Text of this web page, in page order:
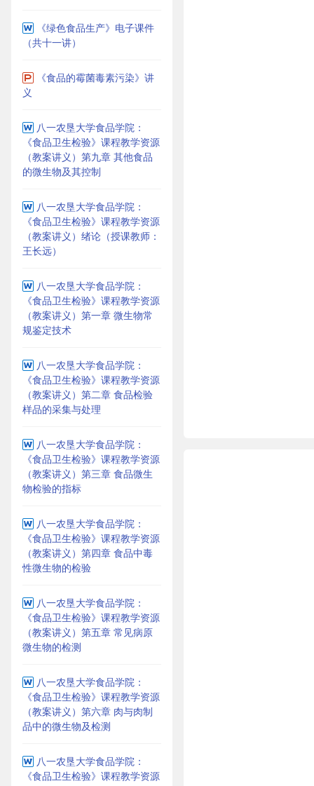
《绿色食品生产》电子课件
（共十一讲）
《食品的霉菌毒素污染》讲
义
八一农垦大学食品学院：
《食品卫生检验》课程教学资源
（教案讲义）第九章 其他食品
的微生物及其控制
八一农垦大学食品学院：
《食品卫生检验》课程教学资源
（教案讲义）绪论（授课教师：
王长远）
八一农垦大学食品学院：
《食品卫生检验》课程教学资源
（教案讲义）第一章 微生物常
规鉴定技术
八一农垦大学食品学院：
《食品卫生检验》课程教学资源
（教案讲义）第二章 食品检验
样品的采集与处理
八一农垦大学食品学院：
《食品卫生检验》课程教学资源
（教案讲义）第三章 食品微生
物检验的指标
八一农垦大学食品学院：
《食品卫生检验》课程教学资源
（教案讲义）第四章 食品中毒
性微生物的检验
八一农垦大学食品学院：
《食品卫生检验》课程教学资源
（教案讲义）第五章 常见病原
微生物的检测
八一农垦大学食品学院：
《食品卫生检验》课程教学资源
（教案讲义）第六章 肉与肉制
品中的微生物及检测
八一农垦大学食品学院：
《食品卫生检验》课程教学资源